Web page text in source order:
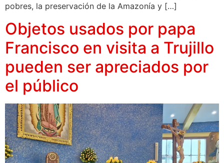
pobres, la preservación de la Amazonía y […]
Objetos usados por papa
Francisco en visita a Trujillo
pueden ser apreciados por
el público